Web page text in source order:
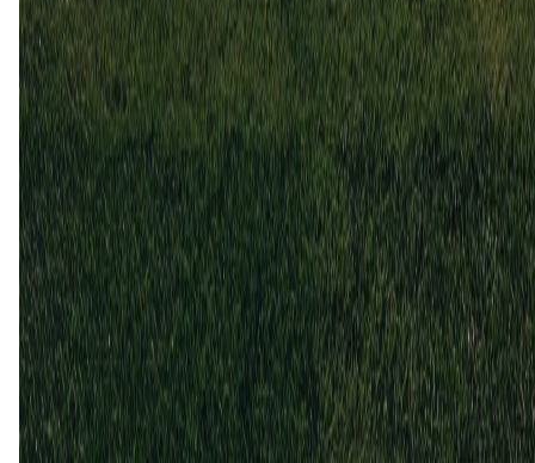
21 sep 2025
Lyn
Sogndal
2
1
22 jun2025
Sogndal
Lyn
1 2
15 sep 2024
Sogndal
Lyn
1
Lyn (5) 100%